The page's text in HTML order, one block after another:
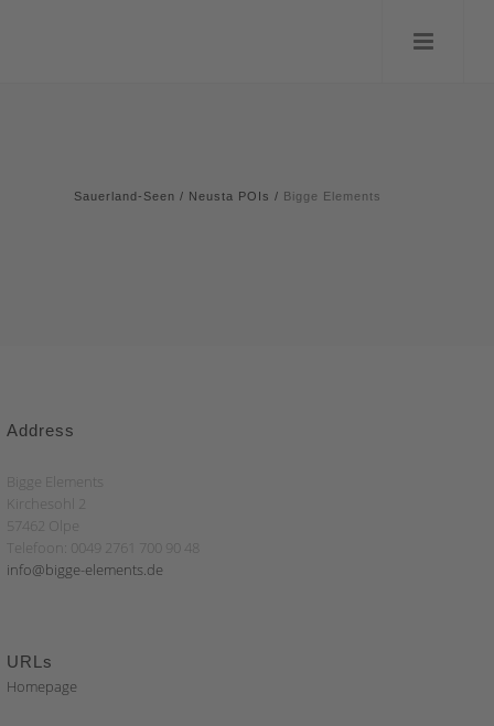
Sauerland-Seen / Neusta POIs / Bigge Elements
Address
Bigge Elements
Kirchesohl 2
57462 Olpe
Telefoon: 0049 2761 700 90 48
info@bigge-elements.de
URLs
Homepage